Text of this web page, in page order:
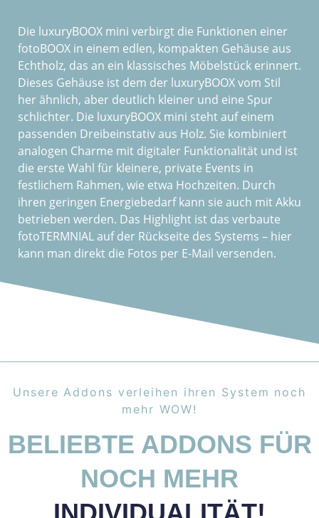
Die luxuryBOOX mini verbirgt die Funktionen einer
fotoBOOX in einem edlen, kompakten Gehäuse aus
Echtholz, das an ein klassisches Möbelstück erinnert.
Dieses Gehäuse ist dem der luxuryBOOX vom Stil
her ähnlich, aber deutlich kleiner und eine Spur
schlichter. Die luxuryBOOX mini steht auf einem
passenden Dreibeinstativ aus Holz. Sie kombiniert
analogen Charme mit digitaler Funktionalität und ist
die erste Wahl für kleinere, private Events in
festlichem Rahmen, wie etwa Hochzeiten. Durch
ihren geringen Energiebedarf kann sie auch mit Akku
betrieben werden. Das Highlight ist das verbaute
fotoTERMNIAL auf der Rückseite des Systems – hier
kann man direkt die Fotos per E-Mail versenden.
Unsere Addons verleihen ihren System noch
mehr WOW!
BELIEBTE ADDONS FÜR
NOCH MEHR